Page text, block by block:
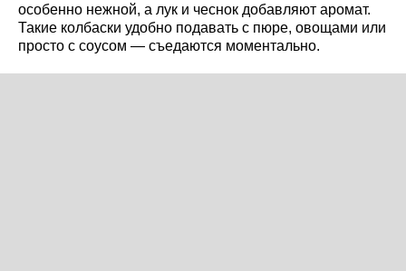
особенно нежной, а лук и чеснок добавляют аромат.
Такие колбаски удобно подавать с пюре, овощами или
просто с соусом — съедаются моментально.